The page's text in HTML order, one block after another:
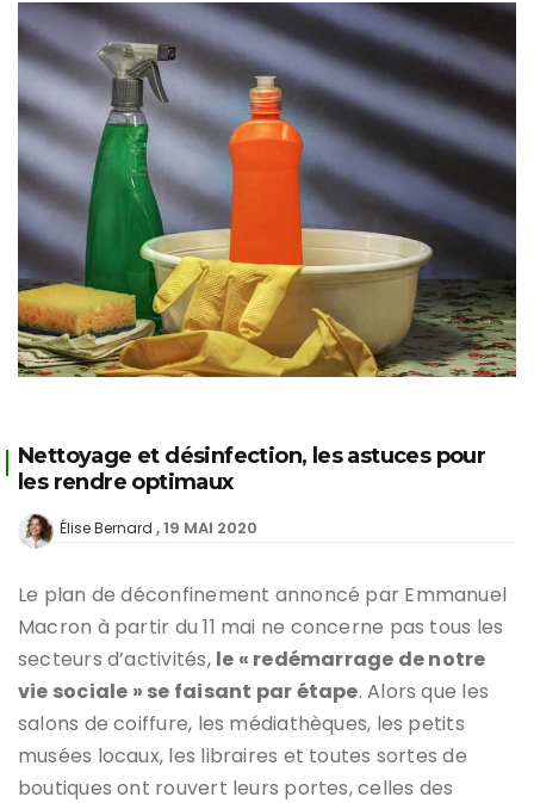
Nettoyage et désinfection, les astuces pour
les rendre optimaux
Élise Bernard 19 MAI 2020
Le plan de déconfinement annoncé par Emmanuel
Macron à partir du 11 mai ne concerne pas tous les
secteurs d’activités, le « redémarrage de notre
vie sociale » se faisant par étape. Alors que les
salons de coiffure, les médiathèques, les petits
musées locaux, les libraires et toutes sortes de
boutiques ont rouvert leurs portes, celles des